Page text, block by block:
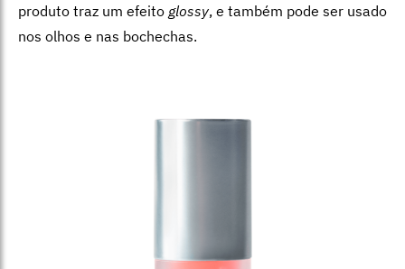
produto traz um efeito glossy, e também pode ser usado
nos olhos e nas bochechas.